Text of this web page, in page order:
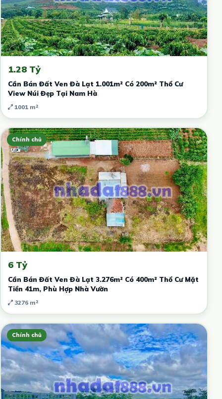
1.28 Tỷ
Cần Bán Đất Ven Đà Lạt 1.001m² Có 200m² Thổ Cư
View Núi Đẹp Tại Nam Hà
1001 m²
Chính chủ
6 Tỷ
Cần Bán Đất Ven Đà Lạt 3.276m² Có 400m² Thổ Cư Mặt
Tiền 41m, Phù Hợp Nhà Vườn
3276 m²
Chính chủ